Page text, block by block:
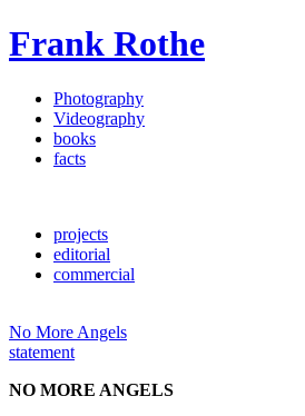
Frank Rothe
Photography
Videography
books
facts
projects
editorial
commercial
No More Angels
statement
NO MORE ANGELS